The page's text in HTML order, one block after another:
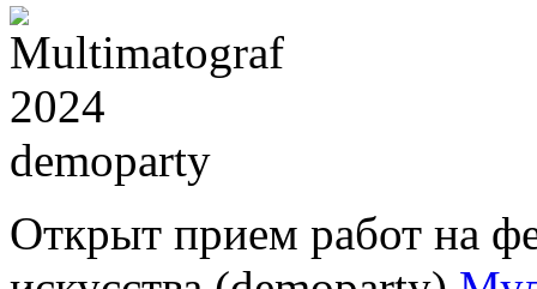
Открыт прием работ на